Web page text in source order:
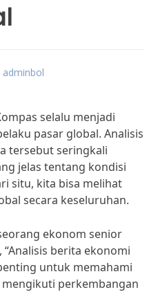
adminbol
selalu menjadi
pasar global. Analisis
tersebut seringkali
jelas tentang kondisi
situ, kita bisa melihat
secara keseluruhan.
ekonom senior
berita ekonomi
untuk memahami
perkembangan